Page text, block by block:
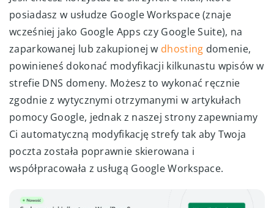
posiadasz w usłudze Google Workspace (znaje
wcześniej jako Google Apps czy Google Suite), na
zaparkowanej lub zakupionej w dhosting domenie,
powinieneś dokonać modyfikacji kilkunastu wpisów w
strefie DNS domeny. Możesz to wykonać ręcznie
zgodnie z wytycznymi otrzymanymi w artykułach
pomocy Google, jednak z naszej strony zapewniamy
Ci automatyczną modyfikację strefy tak aby Twoja
poczta została poprawnie skierowana i
współpracowała z usługą Google Workspace.